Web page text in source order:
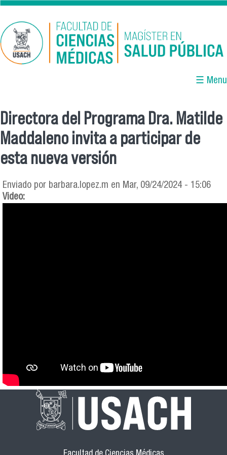
Pasar al contenido principal
☰ Menu
Se encuentra usted aquí
Directora del Programa Dra. Matilde
Maddaleno invita a participar de
esta nueva versión
Enviado por barbara.lopez.m en Mar, 09/24/2024 - 15:06
Video: